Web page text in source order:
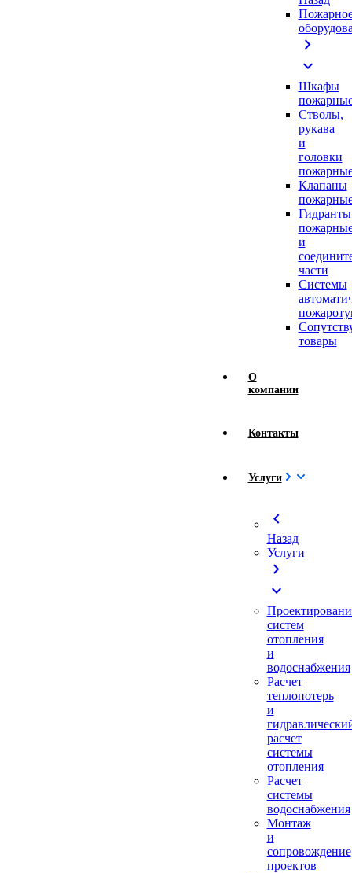
chevron_right
expand_more
Шкафы
Стволы,
рукава
и
головки
Клапаны
Гидранты
и
части
Системы
товары
О
компании
Контакты
Услуги
chevron_left
Назад
Услуги
chevron_right
expand_more
систем
отопления
и
водоснабжения
Расчет
теплопотерь
и
расчет
системы
отопления
Расчет
системы
водоснабжения
Монтаж
и
сопровождение
проектов